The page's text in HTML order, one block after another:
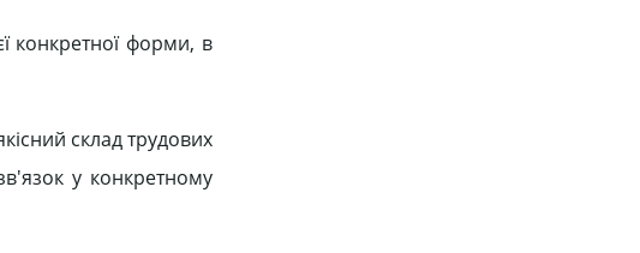
конкретної форми, в
склад трудових
у конкретному